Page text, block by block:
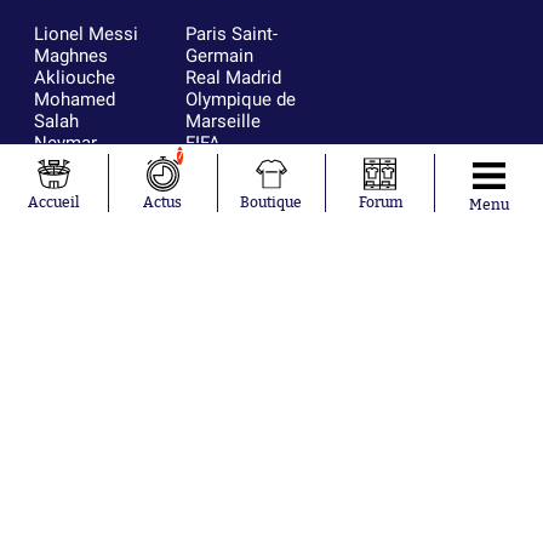
Lionel Messi
Maghnes
Akliouche
Mohamed
Salah
Neymar
Julián Álvarez
Ferrán Torres
Kilian Corredor
Paris Saint-
Germain
Real Madrid
Olympique de
Marseille
FIFA
FC Barcelone
Argentine
Olympique
Accueil
7
Actus Boutique Forum Menu